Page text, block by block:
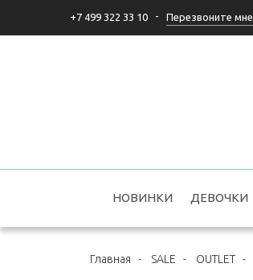
+7 499 322 33 10 - Перезвоните мне
НОВИНКИ ДЕВОЧКИ
Главная - SALE - OUTLET -